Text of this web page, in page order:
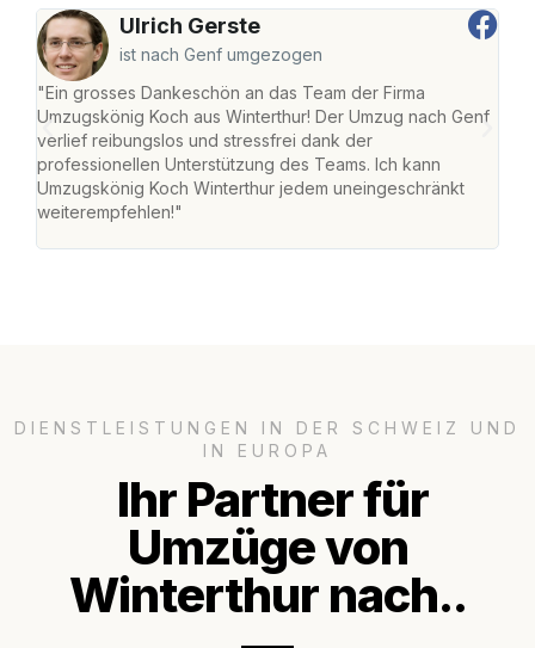
Ulrich Gerste
ist nach Genf umgezogen
"Ein grosses Dankeschön an das Team der Firma
Umzugskönig Koch aus Winterthur! Der Umzug nach Genf
verlief reibungslos und stressfrei dank der
professionellen Unterstützung des Teams. Ich kann
Umzugskönig Koch Winterthur jedem uneingeschränkt
weiterempfehlen!"
DIENSTLEISTUNGEN IN DER SCHWEIZ UND
IN EUROPA
Ihr Partner für
Umzüge von
Winterthur nach..